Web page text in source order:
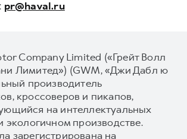
pr@haval.ru
Company Limited («Грейт Волл
Лимитед») (GWM, «Джи Дабл ю
производитель
кроссоверов и пикапов,
на интеллектуальных
экологичном производстве.
зарегистрирована на